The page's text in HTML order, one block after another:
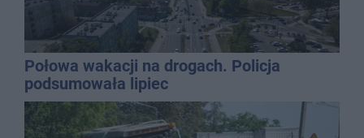
Połowa wakacji na drogach. Policja
podsumowała lipiec